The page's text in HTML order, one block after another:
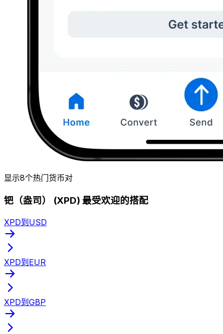
显示8个热门货币对
钯（盎司） (XPD) 最受欢迎的搭配
XPD到USD
XPD到EUR
XPD到GBP